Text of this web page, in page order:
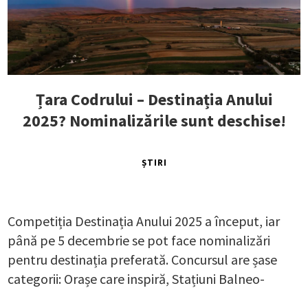
Țara Codrului – Destinația Anului
2025? Nominalizările sunt deschise!
ȘTIRI
Competiția Destinația Anului 2025 a început, iar
până pe 5 decembrie se pot face nominalizări
pentru destinația preferată. Concursul are șase
categorii: Orașe care inspiră, Stațiuni Balneo-